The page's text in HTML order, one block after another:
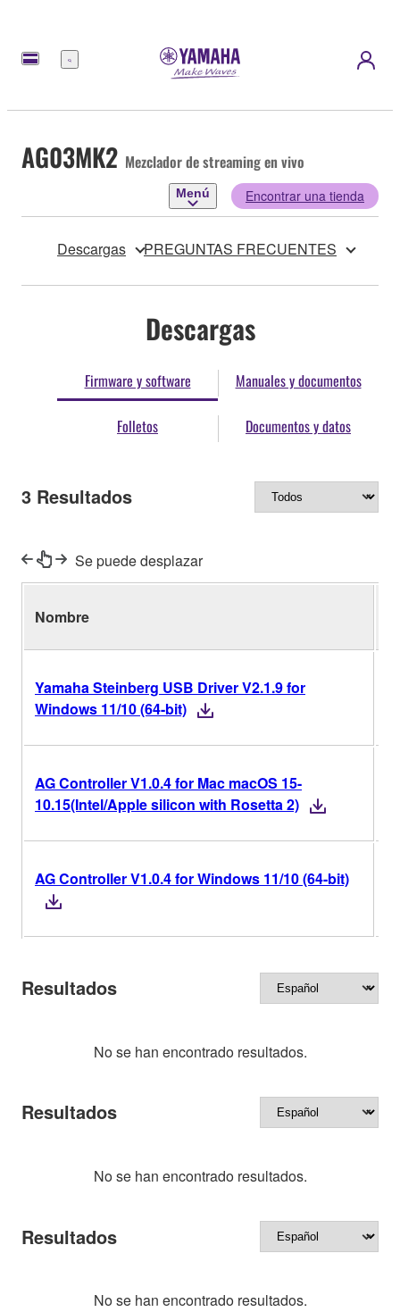
Menú
AG03MK2 Mezclador de streaming en vivo
Menú Encontrar una tienda
Descargas PREGUNTAS FRECUENTES
Descargas
Firmware y software Manuales y documentos
Folletos Documentos y datos
3 Resultados
Se puede desplazar
Nombre
Yamaha Steinberg USB Driver V2.1.9 for
Windows 11/10 (64-bit)
AG Controller V1.0.4 for Mac macOS 15-
10.15(Intel/Apple silicon with Rosetta 2)
AG Controller V1.0.4 for Windows 11/10 (64-bit)
Resultados
No se han encontrado resultados.
Resultados
No se han encontrado resultados.
Resultados
No se han encontrado resultados.